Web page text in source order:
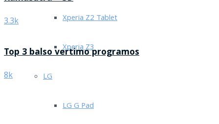
Xperia Z2 Tablet
Xperia Z3
LG
LG G Pad
3.3k
Top 3 balso vertimo programos
8k